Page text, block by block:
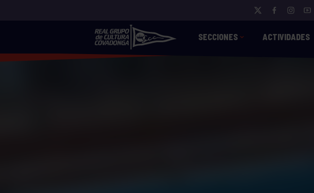
SECCIONES ACTIVIDADES